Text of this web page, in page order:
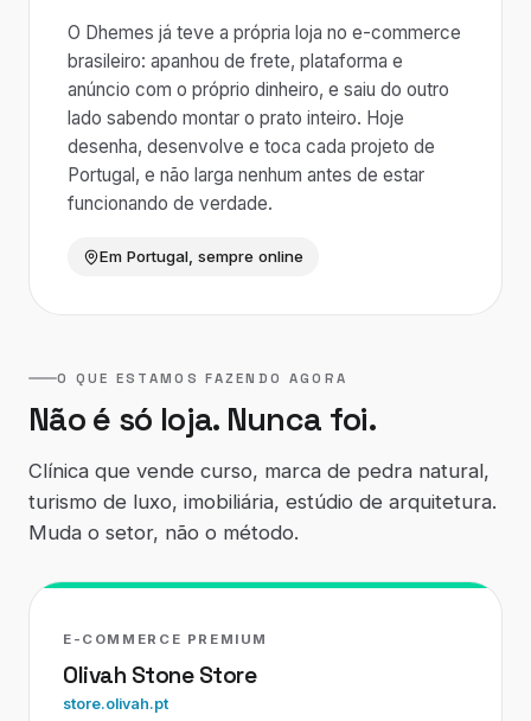
O Dhemes já teve a própria loja no e-commerce
brasileiro: apanhou de frete, plataforma e
anúncio com o próprio dinheiro, e saiu do outro
lado sabendo montar o prato inteiro. Hoje
desenha, desenvolve e toca cada projeto de
Portugal, e não larga nenhum antes de estar
funcionando de verdade.
Em Portugal, sempre online
O QUE ESTAMOS FAZENDO AGORA
Não é só loja. Nunca foi.
Clínica que vende curso, marca de pedra natural,
turismo de luxo, imobiliária, estúdio de arquitetura.
Muda o setor, não o método.
E-COMMERCE PREMIUM
Olivah Stone Store
store.olivah.pt